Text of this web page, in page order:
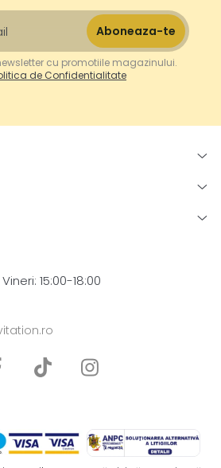
cu promotiile magazinului.
de Confidentialitate
15:00-18:00